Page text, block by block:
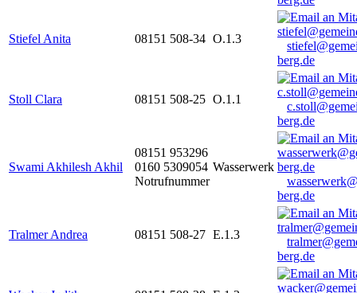
Stiefel Anita 08151 508-34 O.1.3
berg.de
Stoll Clara 08151 508-25 O.1.1
berg.de
Swami Akhilesh Akhil
08151 953296
0160 5309054
Notrufnummer
Wasserwerk
berg.de
Tralmer Andrea 08151 508-27 E.1.3
berg.de